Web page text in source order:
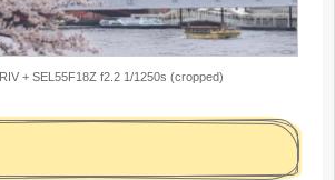
+ SEL55F18Z f2.2 1/1250s (cropped)